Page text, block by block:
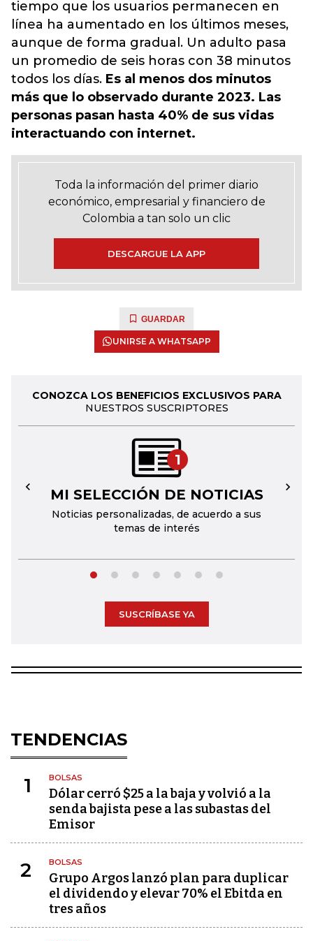
tiempo que los usuarios permanecen en
línea ha aumentado en los últimos meses,
aunque de forma gradual. Un adulto pasa
un promedio de seis horas con 38 minutos
todos los días. Es al menos dos minutos
más que lo observado durante 2023. Las
personas pasan hasta 40% de sus vidas
interactuando con internet.
Toda la información del primer diario
económico, empresarial y financiero de
Colombia a tan solo un clic
DESCARGUE LA APP
GUARDAR
UNIRSE A WHATSAPP
CONOZCA LOS BENEFICIOS EXCLUSIVOS PARA
NUESTROS SUSCRIPTORES
1
MI SELECCIÓN DE NOTICIAS
Noticias personalizadas, de acuerdo a sus
temas de interés
← →
SUSCRÍBASE YA
TENDENCIAS
1 BOLSAS
Dólar cerró $25 a la baja y volvió a la
senda bajista pese a las subastas del
Emisor
2 BOLSAS
Grupo Argos lanzó plan para duplicar
el dividendo y elevar 70% el Ebitda en
tres años